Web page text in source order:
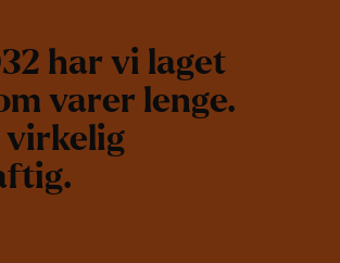
32 har vi laget
m varer lenge.
virkelig
ftig.